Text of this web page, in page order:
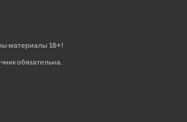
материалы 18+!
обязательна.